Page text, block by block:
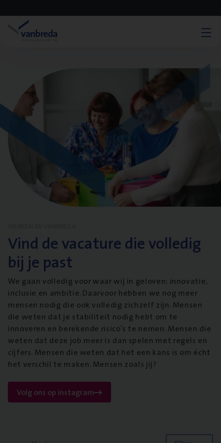
Vind de vacature die volledig
bij je past
We gaan volledig voor waar wij in geloven: innovatie,
inclusie en ambitie. Daarvoor hebben we nog meer
mensen nodig die ook volledig zichzelf zijn. Mensen
die weten dat je stabiliteit nodig hebt om te
innoveren en berekende risico’s te nemen. Mensen die
weten dat deze job meer is dan spelen met regels en
cijfers. Mensen die weten dat het een kans is om écht
het verschil te maken. Mensen zoals jij?
Volg ons op instagram